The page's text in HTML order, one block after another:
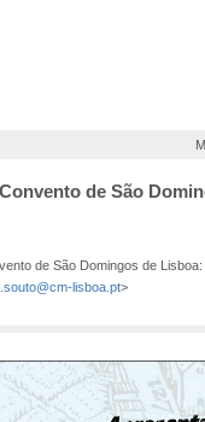
de São
de São Domingos de
lisboa.pt>